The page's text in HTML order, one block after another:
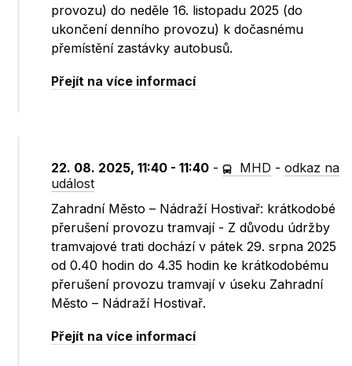
provozu) do neděle 16. listopadu 2025 (do
ukončení denního provozu) k dočasnému
přemístění zastávky autobusů.
Přejít na více informací
22. 08. 2025, 11:40 - 11:40 - MHD -odkaz na
událost
Zahradní Město – Nádraží Hostivař: krátkodobé
přerušení provozu tramvají - Z důvodu údržby
tramvajové trati dochází v pátek 29. srpna 2025
od 0.40 hodin do 4.35 hodin ke krátkodobému
přerušení provozu tramvají v úseku Zahradní
Město – Nádraží Hostivař.
Přejít na více informací